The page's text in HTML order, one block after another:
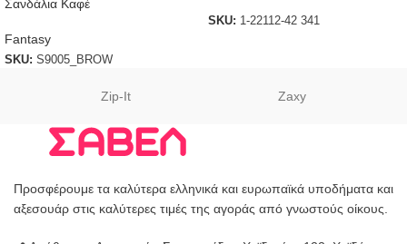
Σανδάλια Καφέ
Fantasy
SKU: S9005_BROW
SKU: 1-22112-42 341
Zip-It Zaxy
Προσφέρουμε τα καλύτερα ελληνικά και ευρωπαϊκά υποδήματα και
αξεσουάρ στις καλύτερες τιμές της αγοράς από γνωστούς οίκους.